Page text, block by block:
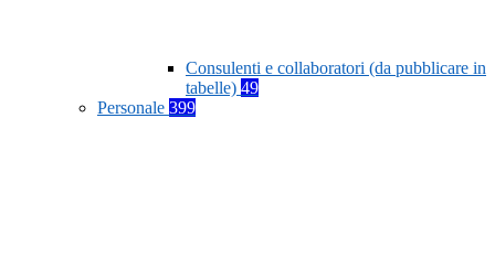
Consulenti e collaboratori (da pubblicare in
tabelle) 49
Personale 399